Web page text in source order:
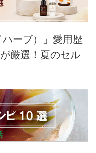
ーブ）」愛用歴
厳選！夏のセル